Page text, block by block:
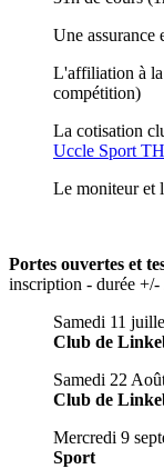
Une assurance
L'affiliation à la
compétition)
La cotisation
Uccle Sport
Le moniteur et
Portes ouvertes et
inscription - durée +/-
Samedi 11
Club de
Samedi 22
Club de
Mercredi 9
Sport